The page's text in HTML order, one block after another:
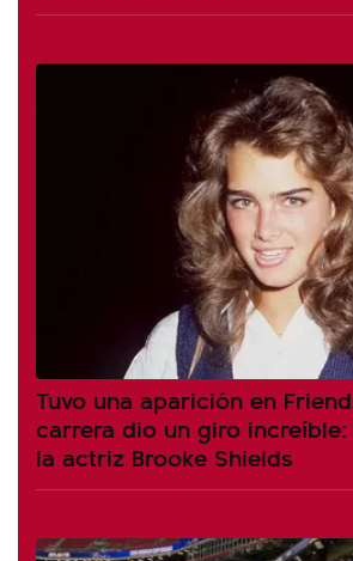
Tuvo una aparición en
carrera dio un giro
la actriz Brooke Shields